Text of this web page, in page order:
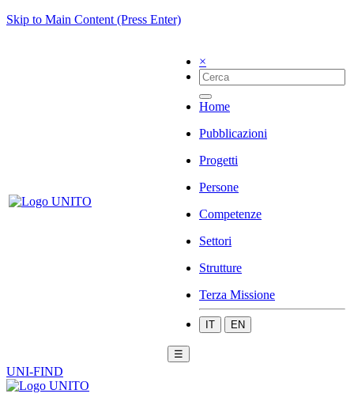
Skip to Main Content (Press Enter)
×
Home
Pubblicazioni
Progetti
Persone
Competenze
Settori
Strutture
Terza Missione
IT EN
☰
UNI-FIND